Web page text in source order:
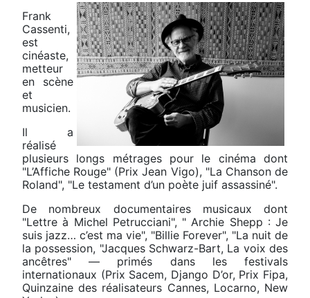
Frank
Cassenti,
est
cinéaste,
metteur
en scène
et
musicien.
Il a
réalisé
plusieurs longs métrages pour le cinéma dont
"L’Affiche Rouge" (Prix Jean Vigo), "La Chanson de
Roland", "Le testament d’un poète juif assassiné".
De nombreux documentaires musicaux dont
"Lettre à Michel Petrucciani", " Archie Shepp : Je
suis jazz… c’est ma vie", "Billie Forever", "La nuit de
la possession, "Jacques Schwarz-Bart, La voix des
ancêtres" — primés dans les festivals
internationaux (Prix Sacem, Django D’or, Prix Fipa,
Quinzaine des réalisateurs Cannes, Locarno, New